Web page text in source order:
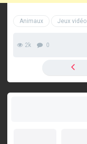
Animaux Jeux vidéo
2k 0